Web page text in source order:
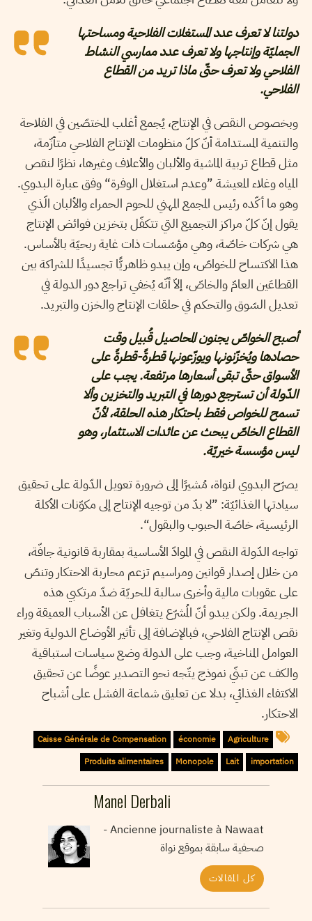
دولتنا لا تعرف عدد المستغلات الفلاحية ومساحتها
الجمليّة وإنتاجها ولا تعرف عدد ممارسي النشاط
الفلاحي ولا تعرف حتّى ماذا تريد من القطاع
الفلاحي.
وبخصوص النقص في الإنتاج، يُجمع أغلب المختصّين في الفلاحة
والتنمية المستدامة أنّ كلّ منظومات الإنتاج الفلاحي متأزّمة،
مثل قطاع تربية الماشية والألبان والأعلاف وغيرها، نظرًا لنقص
المياه وغلاء المعيشة ”وعدم استغلال الوفرة“ وفق عبارة البدوي.
وهو ما أكّده رئيس المجمع المهني للحوم الحمراء والألبان الّذي
يقول إنّ كلّ مراكز التجميع التي تتكفّل بتخزين فوائض الإنتاج
هي شركات خاصّة، وهي مؤسّسات ذات غاية ربحيّة بالأساس.
هذا الاكتساح للخواصّ، وإن يبدو ظاهريًّا تجسيدًا للشراكة بين
القطاعَين العامّ والخاصّ، إلاّ أنّه يُخفي تراجع دور الدولة في
تعديل السّوق والتحكم في حلقات الإنتاج والخزن والتبريد.
أصبح الخواصّ يجنون المحاصيل قُبيل وقت
حصادها ويُخزّنونها ويوزّعونها قطرةً-قطرةً على
الأسواق حتّى تبقى أسعارها مرتفعة. يجب على
الدّولة أن تسترجع دورها في التبريد والتخزين وألا
تسمح للخواص فقط باحتكار هذه الحلقة، لأنّ
القطاع الخاصّ يبحث عن عائدات الاستثمار، وهو
ليس مؤسسة خيريّة.
يصرّح البدوي لنواة، مُشيرًا إلى ضرورة تعويل الدّولة على تحقيق
سيادتها الغذائيّة: ”لا بدّ من توجيه الإنتاج إلى مكوّنات الأكلة
الرئيسية، خاصّة الحبوب والبقول“.
تواجه الدّولة النقص في الموادّ الأساسية بمقاربة قانونية جافّة،
من خلال إصدار قوانين ومراسيم تزعم محاربة الاحتكار وتنصّ
على عقوبات مالية وأخرى سالبة للحريّة ضدّ مرتكبي هذه
الجريمة. ولكن يبدو أنّ المُشرّع يتغافل عن الأسباب العميقة وراء
نقص الإنتاج الفلاحي، فبالإضافة إلى تأثير الأوضاع الدولية وتغير
العوامل المناخية، وجب على الدولة وضع سياسات استباقية
والكف عن تبنّي نموذج يتّجه نحو التصدير عوضًا عن تحقيق
الاكتفاء الغذائي، بدلا عن تعليق شماعة الفشل على أشباح
الاحتكار.
Agriculture
économie
Caisse Générale de Compensation
importation
Lait
Monopole
Produits alimentaires
Manel Derbali
Ancienne journaliste à Nawaat -
صحفية سابقة بموقع نواة
كل المقالات